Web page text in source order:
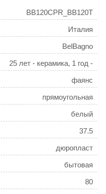
BB120CPR_BB120T
Италия
BelBagno
25 лет - керамика, 1 год -
сиденье
фаянс
прямоугольная
белый
37.5
дюропласт
бытовая
80